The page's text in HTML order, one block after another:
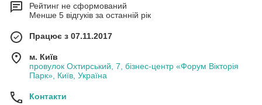
Рейтинг не сформований
Менше 5 відгуків за останній рік
Працює з 07.11.2017
м. Київ
провулок Охтирський, 7, бізнес-центр «Форум Вікторія
Парк», Київ, Україна
Контакти